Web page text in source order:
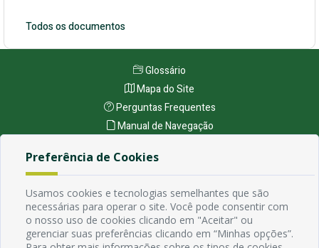
Todos os documentos
Endereço
Avenida Rio Branco, 484 - Prata, Campina Grande - PB
Contato
Email:
Glossário
Mapa do Site
Perguntas Frequentes
Manual de Navegação
Preferência de Cookies
Usamos cookies e tecnologias semelhantes que são
necessárias para operar o site. Você pode consentir com
o nosso uso de cookies clicando em "Aceitar" ou
gerenciar suas preferências clicando em “Minhas opções”.